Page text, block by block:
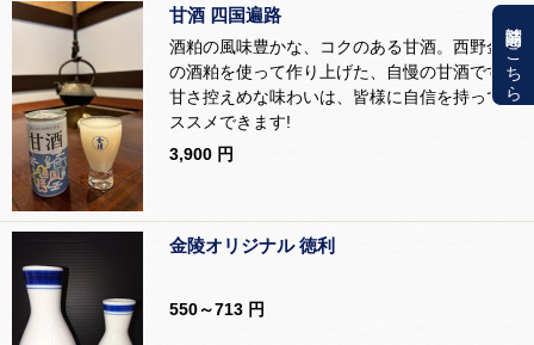
関連商品はこちら
甘酒 四国遍路
酒粕の風味豊かな、コクのある甘酒。西野金陵
の酒粕を使って作り上げた、自慢の甘酒です。
甘さ控えめな味わいは、皆様に自信を持ってお
ススメできます!
3,900 円
金陵オリジナル 徳利
550～713 円